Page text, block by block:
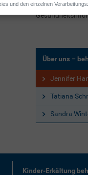
Jennifer steht
Über uns –
Jennifer
Tatiana
Sandra
Kinder-Erkältung